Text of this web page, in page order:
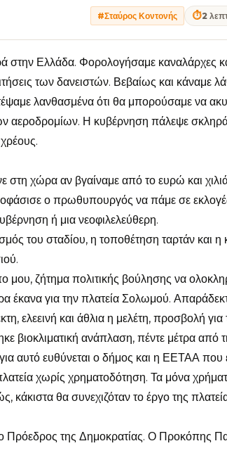
#Σταύρος Κοντονής ⏱2
στην Ελλάδα. Φορολογήσαμε καναλάρχες
των δανειστών. Βεβαίως και κάναμε
λανθασμένα ότι θα μπορούσαμε να
αεροδρομίων. Η κυβέρνηση πάλεψε
χώρα αν βγαίναμε από το ευρώ και
ο πρωθυπουργός να πάμε σε
ή μια νεοφιλελεύθερη.
του σταδίου, η τοποθέτηση ταρτάν και η
μου, ζήτημα πολιτικής βούλησης να
έκανα για την πλατεία Σολωμού.
ελεεινή και άθλια η μελέτη, προσβολή για
βιοκλιματική ανάπλαση, πέντε μέτρα από
αυτό ευθύνεται ο δήμος και η ΕΕΤΑΑ που
χωρίς χρηματοδότηση. Τα μόνα
θα συνεχιζόταν το έργο της
Πρόεδρος της Δημοκρατίας. Ο Προκόπης